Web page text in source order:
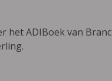
het ADIBoek van